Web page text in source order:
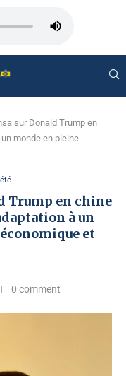
sur Donald Trump en
monde en pleine
Trump en chine
à un
et
0 comment